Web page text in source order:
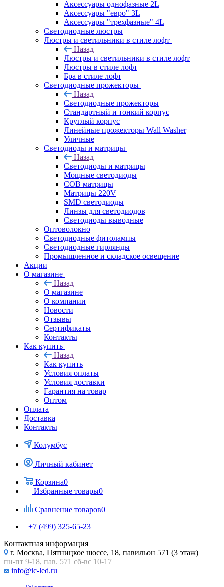
Аксессуары однофазные 2L
Аксессуары "евро" 3L
Аксессуары "трехфазные" 4L
Светодиодные люстры
Люстры и светильники в стиле лофт
Назад
Люстры и светильники в стиле лофт
Люстры в стиле лофт
Бра в стиле лофт
Светодиодные прожекторы
Назад
Светодиодные прожекторы
Стандартный и тонкий корпус
Круглый корпус
Линейные прожекторы Wall Washer
Уличные
Светодиоды и матрицы
Назад
Светодиоды и матрицы
Мощные светодиоды
COB матрицы
Матрицы 220V
SMD светодиоды
Линзы для светодиодов
Светодиоды выводные
Оптоволокно
Светодиодные фитолампы
Светодиодные гирлянды
Промышленное и складское освещение
Акции
О магазине
Назад
О магазине
О компании
Новости
Отзывы
Сертификаты
Контакты
Как купить
Назад
Как купить
Условия оплаты
Условия доставки
Гарантия на товар
Оптом
Оплата
Доставка
Контакты
Колумбус
Личный кабинет
Корзина0
Избранные товары0
Сравнение товаров0
+7 (499) 325-65-23
Контактная информация
г. Москва, Пятницкое шоссе, 18, павильон 571 (3 этаж)
пн-пт 9-18, пав. 571 сб-вс 10-17
info@ic-led.ru